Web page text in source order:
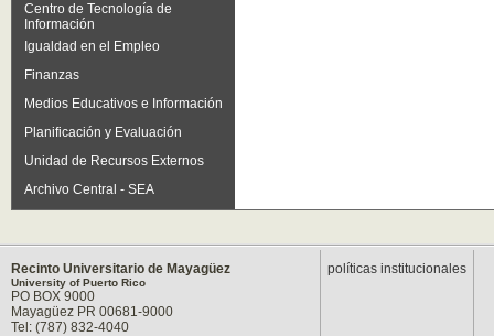
Centro de Tecnología de
Información
Igualdad en el Empleo
Finanzas
Medios Educativos e Información
Planificación y Evaluación
Unidad de Recursos Externos
Archivo Central - SEA
Recinto Universitario de Mayagüez
University of Puerto Rico
PO BOX 9000
Mayagüez PR 00681-9000
Tel: (787) 832-4040
políticas institucionales